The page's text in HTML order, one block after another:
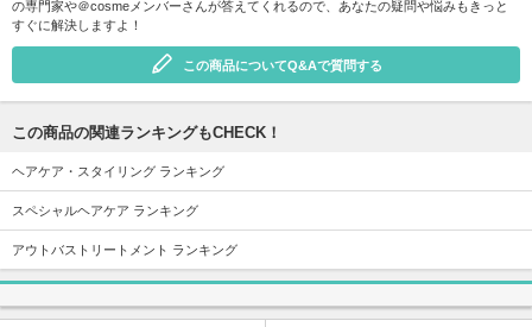
の専門家や＠cosmeメンバーさんが答えてくれるので、あなたの疑問や悩みもきっと
すぐに解決しますよ！
この商品についてQ&Aで質問する
この商品の関連ランキングもCHECK！
ヘアケア・スタイリング ランキング
スペシャルヘアケア ランキング
アウトバストリートメント ランキング